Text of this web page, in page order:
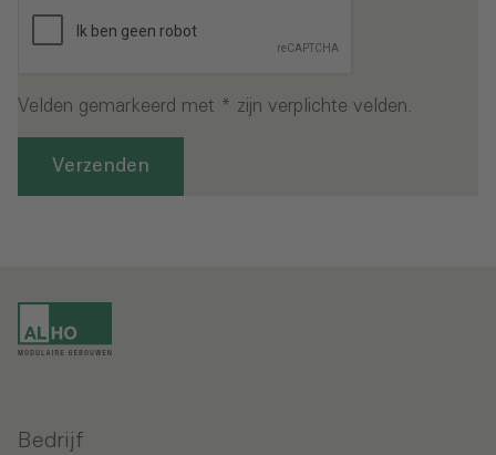
Velden gemarkeerd met * zijn verplichte velden.
Verzenden
Bedrijf